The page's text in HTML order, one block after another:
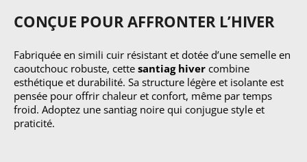
CONÇUE POUR AFFRONTER L’HIVER
Fabriquée en simili cuir résistant et dotée d’une semelle en
caoutchouc robuste, cette santiag hiver combine
esthétique et durabilité. Sa structure légère et isolante est
pensée pour offrir chaleur et confort, même par temps
froid. Adoptez une santiag noire qui conjugue style et
praticité.